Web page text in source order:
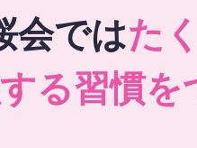
会ではた
る習慣を